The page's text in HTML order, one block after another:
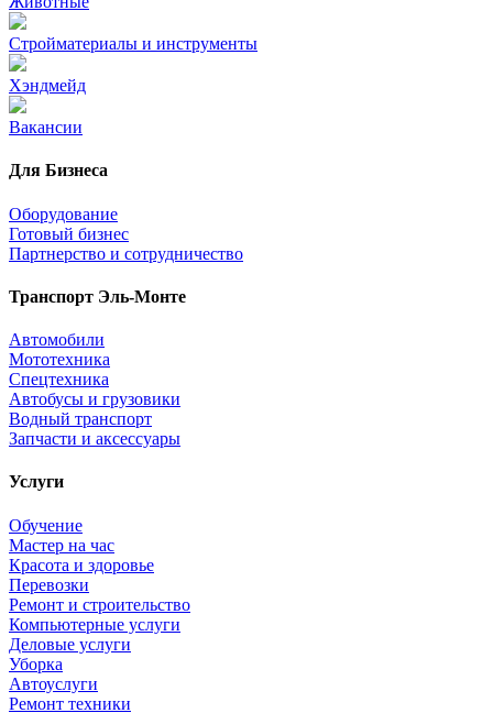
Стройматериалы и инструменты
Хэндмейд
Вакансии
Для Бизнеса
Оборудование
Готовый бизнес
Партнерство и сотрудничество
Транспорт Эль-Монте
Автомобили
Мототехника
Спецтехника
Автобусы и грузовики
Водный транспорт
Запчасти и аксессуары
Услуги
Обучение
Мастер на час
Красота и здоровье
Перевозки
Ремонт и строительство
Компьютерные услуги
Деловые услуги
Уборка
Автоуслуги
Ремонт техники